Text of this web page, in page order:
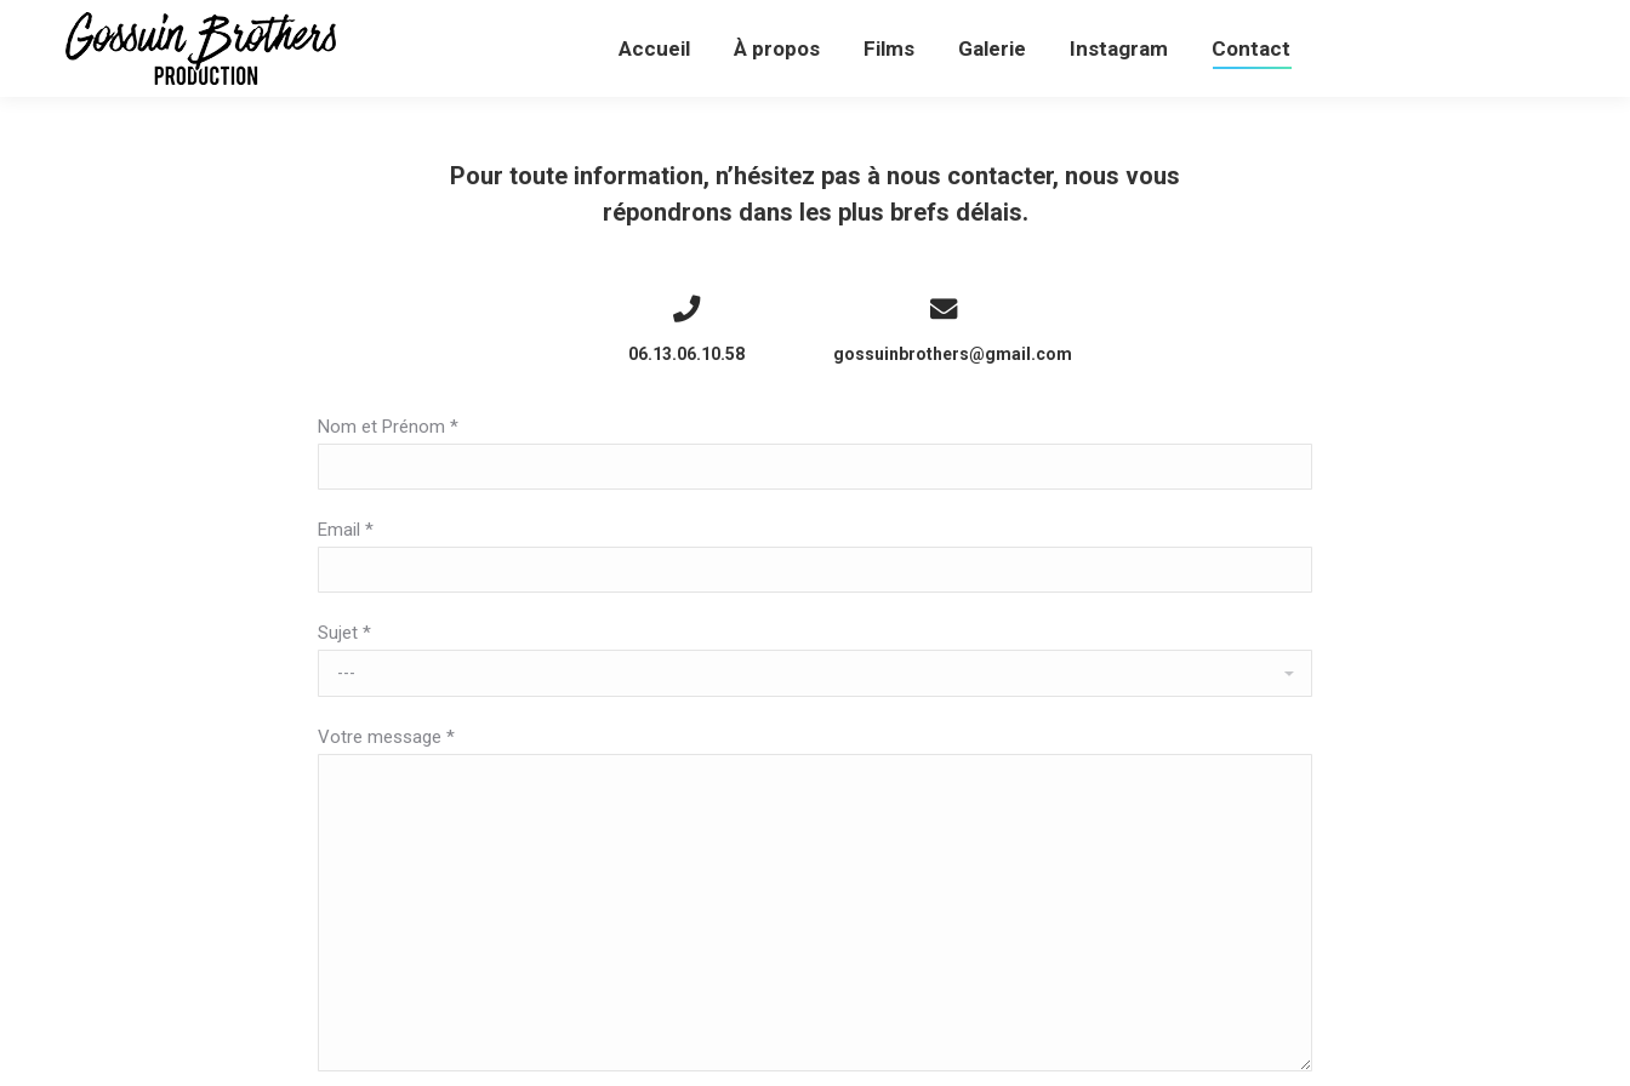
Accueil À propos Films Galerie Instagram Contact
Pour toute information, n’hésitez pas à nous contacter, nous vous
répondrons dans les plus brefs délais.
06.13.06.10.58 gossuinbrothers@gmail.com
Nom et Prénom *
Email *
Sujet *
Votre message *
Accueil À propos Films Galerie Instagram Contact